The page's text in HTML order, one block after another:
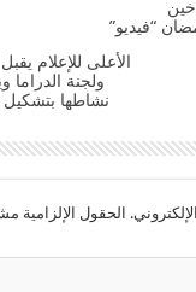
“فيديو”
الأعلى للإعلام
ولجنة الدراما
نشاطها بتشكيل
الحقول الإلزامية